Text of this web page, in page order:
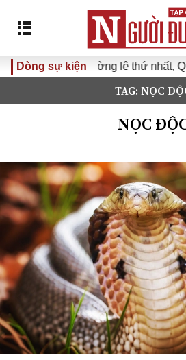
Dòng sự kiện
khóa XVI Đưa Nghị quyết Đại
TAG: NỌC
NỌC